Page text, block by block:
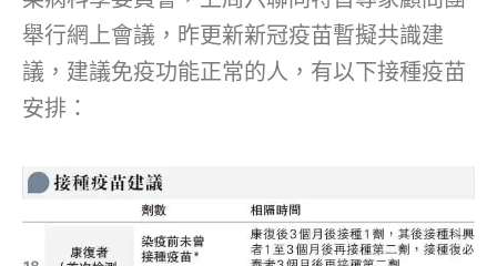
舉行網上會議，昨更新新冠疫苗暫擬共識建
議，建議免疫功能正常的人，有以下接種疫苗
安排：